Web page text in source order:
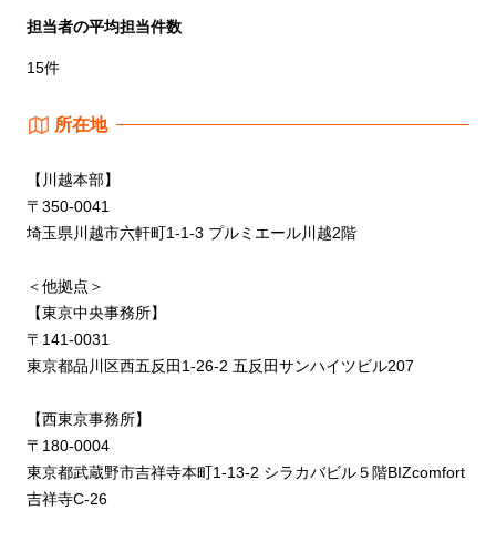
担当者の平均担当件数
15件
所在地
【川越本部】
〒350-0041
埼玉県川越市六軒町1-1-3 プルミエール川越2階
＜他拠点＞
【東京中央事務所】
〒141-0031
東京都品川区西五反田1-26-2 五反田サンハイツビル207
【西東京事務所】
〒180-0004
東京都武蔵野市吉祥寺本町1-13-2 シラカバビル５階BIZcomfort
吉祥寺C-26